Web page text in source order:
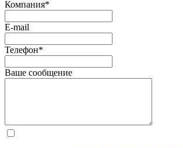
Компания*
E-mail
Телефон*
Ваше сообщение